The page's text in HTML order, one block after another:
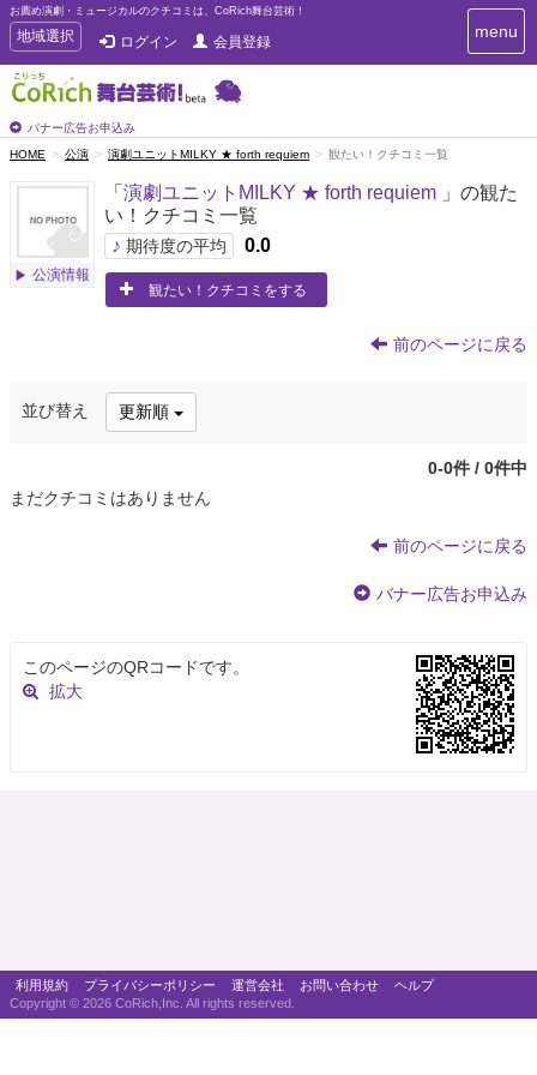
お薦め演劇・ミュージカルのクチコミは、CoRich舞台芸術！
T
o
g
g
e
n
a
t
地域選択 ログイン 会員登録
バナー広告お申込み
T
o
a
i
menu
HOME 公演 演劇ユニットMILKY ★ forth requiem 観たい！クチコミ一覧
公演情報
「 演劇ユニットMILKY ★ forth requiem 」の観た
い！クチコミ一覧
♪ 期待度の平均 0.0
観たい！クチコミをする
前のページに戻る
並び替え 更新順
0-0件 / 0件中
まだクチコミはありません
前のページに戻る
バナー広告お申込み
このページのQRコードです。
拡大
利用規約 プライバシーポリシー 運営会社 お問い合わせ
ヘルプ
Copyright © 2026 CoRich,Inc. All rights reserved.